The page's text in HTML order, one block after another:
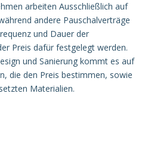
arbeiten Ausschließlich auf
andere Pauschalverträge
und Dauer der
Preis dafür festgelegt werden.
und Sanierung kommt es auf
die den Preis bestimmen, sowie
Materialien.